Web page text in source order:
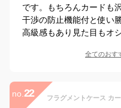
です。もちろんカードも
干渉の防止機能付と使い
高級感もあり見た目もオ
全てのおす
no. 22